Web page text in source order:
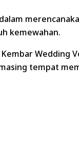
kemewahan.
Wedding
tempat